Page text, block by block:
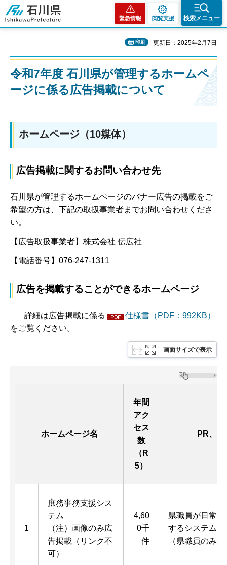
石川県
緊急情報 閲覧支援 検索メニュー
印刷 更新日：2025年2月7日
令和7年度 石川県が管理するホームペ
ージに係る広告掲載について
ホームページ（10媒体）
広告掲載に関するお問い合わせ先
石川県が管理するホームぺージのバナー広告の掲載をご
希望の方は、下記の取扱事業者までお問い合わせくださ
い。
【広告取扱事業者】株式会社 伝広社
【電話番号】076-247-1311
広告を掲載することができるホームページ
詳細は広告掲載に係る
仕様書（PDF：992KB）
をご覧ください。
画面サイズで表示
ホームページ名
年間
アク
セス
数
（R
5）
PR、特
1
庶務事務支援シス
テム
（注）画像のみ広
告掲載（リンク不
可）
4,60
0千
件
県職員が日常
するシステム
（県職員のみ